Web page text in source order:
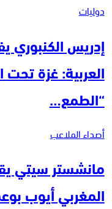
دوليات
إدريس الكنبوري
العربية: غزة تحت
“الطمع…
أصداء الملاعب
مانشستر سيتي
المغربي أيوب بوعدي